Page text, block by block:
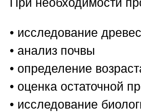
• исследование
• анализ почвы
• определение
• оценка остаточной
• исследование